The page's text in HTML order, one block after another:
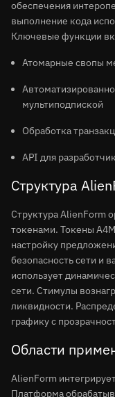
обеспечения
выполнение кода
Ключевые функции
Атомарные свопы
мультиподпиской
Обработка
API для
Структура
Структура AlienForm
токенами. Токены
настройку
безопасность сети и
использует
сети. Стимулы
ликвидности.
графику с
Области
AlienForm
Платформа